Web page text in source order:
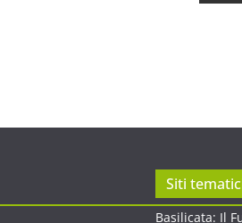
Siti
Basilicata: Il